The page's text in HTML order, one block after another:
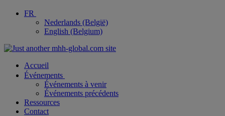
FR
Nederlands (België)
English (Belgium)
Accueil
Événements
Événements à venir
Événements précédents
Ressources
Contact